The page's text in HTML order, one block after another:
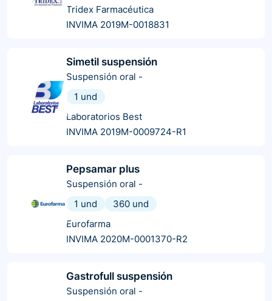
Tridex Farmacéutica
INVIMA 2019M-0018831
Simetil suspensión
Suspensión oral -
1 und
Laboratorios Best
INVIMA 2019M-0009724-R1
Pepsamar plus
Suspensión oral -
1 und
360 und
Eurofarma
INVIMA 2020M-0001370-R2
Gastrofull suspensión
Suspensión oral -